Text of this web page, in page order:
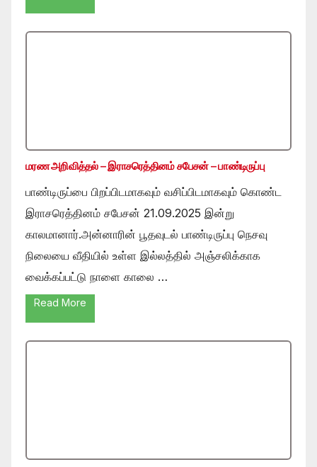
மரண அறிவித்தல் – இராசரெத்தினம் சபேசன் – பாண்டிருப்பு
பாண்டிருப்பை பிறப்பிடமாகவும் வசிப்பிடமாகவும் கொண்ட
இராசரெத்தினம் சபேசன் 21.09.2025 இன்று
காலமானார்.அன்னாரின் பூதவுடல் பாண்டிருப்பு நெசவு
நிலையை வீதியில் உள்ள இல்லத்தில் அஞ்சலிக்காக
வைக்கப்பட்டு நாளை காலை …
Read More